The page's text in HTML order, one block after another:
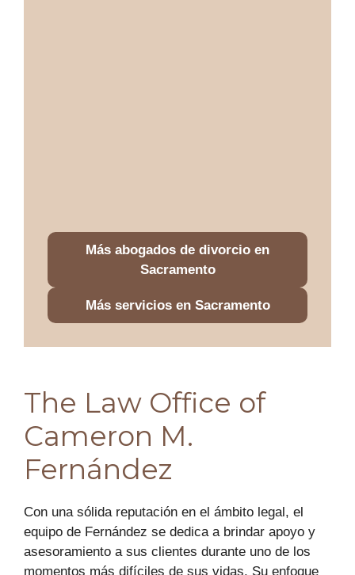
Más abogados de divorcio en
Sacramento
Más servicios en Sacramento
The Law Office of
Cameron M.
Fernández
Con una sólida reputación en el ámbito legal, el
equipo de Fernández se dedica a brindar apoyo y
asesoramiento a sus clientes durante uno de los
momentos más difíciles de sus vidas. Su enfoque